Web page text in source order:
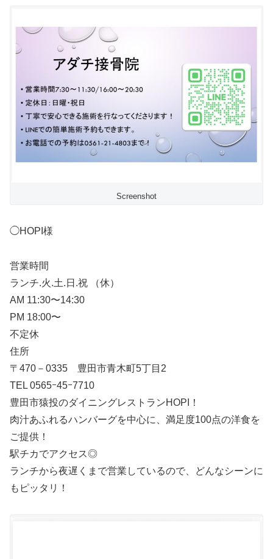
Screenshot
◯HOPI様
営業時間
ランチ.火.土.日.祝 （休）
AM 11:30〜14:30
PM 18:00〜
不定休
住所
〒470－0335 豊田市青木町5丁目2
TEL 0565ｰ45ｰ7710
豊田市猿投のダイニングレストランHOPI！
肉汁あふれるハンバーグを中心に、満足度100点の洋食を
ご提供！
駅チカでアクセス◎
ランチから夜遅くまで営業しているので、どんなシーンに
もピッタリ！